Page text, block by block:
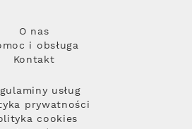
O nas
i obsługa
Kontakt
usług
prywatności
cookies